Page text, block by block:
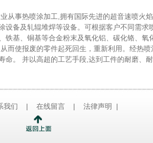
从事热喷涂加工,拥有国际先进的超音速喷火
设备及轧辊堆焊等设备。可根据客户不同需求
铁基、铜基等合金粉末及氧化铝、碳化铬、氧
而使报废的零件起死回生，重新利用。经热
命。 并以高超的工艺手段,达到工件的耐磨、
我们 | 在线留言 | 法律声明
|